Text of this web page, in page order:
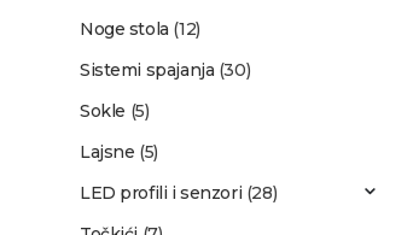
Noge stola (12)
Sistemi spajanja (30)
Sokle (5)
Lajsne (5)
LED profili i senzori (28)